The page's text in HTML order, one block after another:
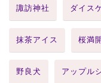
諏訪神社 ダイス
抹茶アイス 桜満開
野良犬 アップル